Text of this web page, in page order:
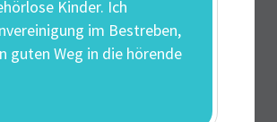
Kinder. Ich
im Bestreben,
guten Weg in die hörende